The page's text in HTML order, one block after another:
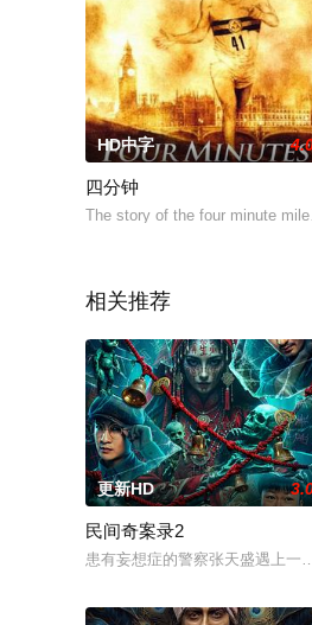
HD中字
四分钟
The story of the four minute
相关推荐
更新HD
民间奇案录2
患有妄想症的警察张天盛遇上一